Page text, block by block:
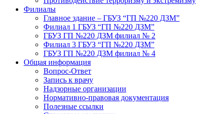
Филиалы
Главное здание – ГБУЗ “ГП №220 ДЗМ”
Филиал 1 ГБУЗ “ГП №220 ДЗМ”
ГБУЗ ГП №220 ДЗМ филиал № 2
Филиал 3 ГБУЗ “ГП №220 ДЗМ”
ГБУЗ ГП №220 ДЗМ филиал № 4
Общая информация
Вопрос-Ответ
Запись к врачу
Надзорные организации
Нормативно-правовая документация
Полезные ссылки